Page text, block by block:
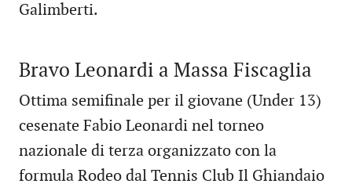
Galimberti.
Bravo Leonardi a Massa Fiscaglia
Ottima semifinale per il giovane (Under 13)
cesenate Fabio Leonardi nel torneo
nazionale di terza organizzato con la
formula Rodeo dal Tennis Club Il Ghiandaio